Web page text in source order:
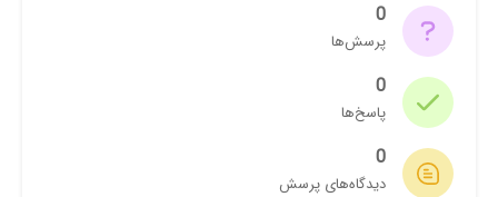
0
پرسش‌ها
0
پاسخ‌ها
0
دیدگاه‌های پرسش